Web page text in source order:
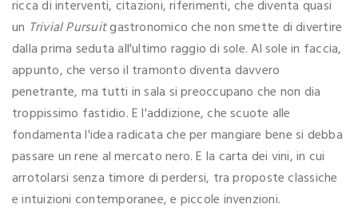
ricca di interventi, citazioni, riferimenti, che diventa quasi
un Trivial Pursuitgastronomico che non smette di divertire
dalla prima seduta all'ultimo raggio di sole. Al sole in faccia,
appunto, che verso il tramonto diventa davvero
penetrante, ma tutti in sala si preoccupano che non dia
troppissimo fastidio. E l'addizione, che scuote alle
fondamenta l'idea radicata che per mangiare bene si debba
passare un rene al mercato nero. E la carta dei vini, in cui
arrotolarsi senza timore di perdersi, tra proposte classiche
e intuizioni contemporanee, e piccole invenzioni.